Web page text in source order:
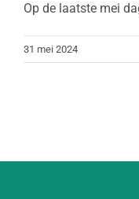
Op de laatste mei
31 mei 2024